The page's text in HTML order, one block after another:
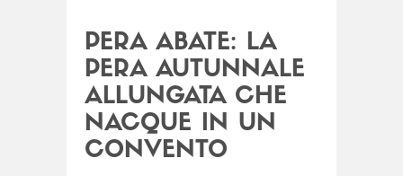
PERA ABATE: LA
PERA AUTUNNALE
ALLUNGATA CHE
NACQUE IN UN
CONVENTO